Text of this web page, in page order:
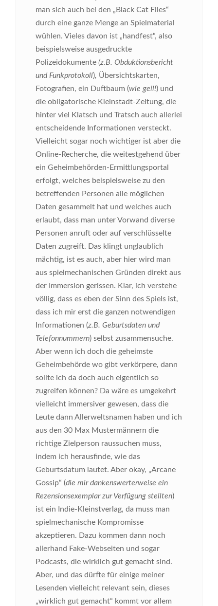
man sich auch bei den „Black Cat Files“
durch eine ganze Menge an Spielmaterial
wühlen. Vieles davon ist „handfest“, also
beispielsweise ausgedruckte
Polizeidokumente (z.B. Obduktionsbericht
und Funkprotokoll), Übersichtskarten,
Fotografien, ein Duftbaum (wie geil!) und
die obligatorische Kleinstadt-Zeitung, die
hinter viel Klatsch und Tratsch auch allerlei
entscheidende Informationen versteckt.
Vielleicht sogar noch wichtiger ist aber die
Online-Recherche, die weitestgehend über
ein Geheimbehörden-Ermittlungsportal
erfolgt, welches beispielsweise zu den
betreffenden Personen alle möglichen
Daten gesammelt hat und welches auch
erlaubt, dass man unter Vorwand diverse
Personen anruft oder auf verschlüsselte
Daten zugreift. Das klingt unglaublich
mächtig, ist es auch, aber hier wird man
aus spielmechanischen Gründen direkt aus
der Immersion gerissen. Klar, ich verstehe
völlig, dass es eben der Sinn des Spiels ist,
dass ich mir erst die ganzen notwendigen
Informationen (z.B. Geburtsdaten und
Telefonnummern) selbst zusammensuche.
Aber wenn ich doch die geheimste
Geheimbehörde wo gibt verkörpere, dann
sollte ich da doch auch eigentlich so
zugreifen können? Da wäre es umgekehrt
vielleicht immersiver gewesen, dass die
Leute dann Allerweltsnamen haben und ich
aus den 30 Max Mustermännern die
richtige Zielperson raussuchen muss,
indem ich herausfinde, wie das
Geburtsdatum lautet. Aber okay, „Arcane
Gossip“ (die mir dankenswerterweise ein
Rezensionsexemplar zur Verfügung stellten)
ist ein Indie-Kleinstverlag, da muss man
spielmechanische Kompromisse
akzeptieren. Dazu kommen dann noch
allerhand Fake-Webseiten und sogar
Podcasts, die wirklich gut gemacht sind.
Aber, und das dürfte für einige meiner
Lesenden vielleicht relevant sein, dieses
„wirklich gut gemacht“ kommt vor allem